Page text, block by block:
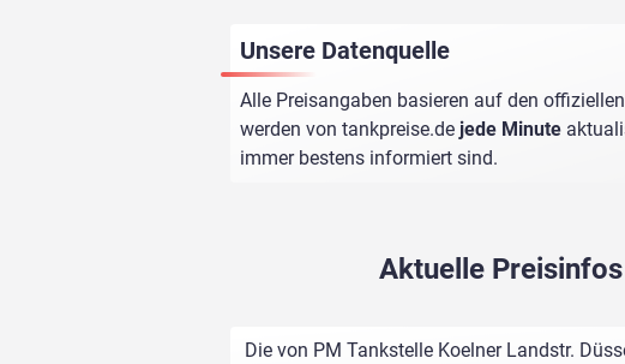
Unsere Datenquelle
Alle Preisangaben basieren auf den
werden von tankpreise.de jede Minute
immer bestens informiert sind.
Aktuelle
Die von PM Tankstelle Koelner Landstr.